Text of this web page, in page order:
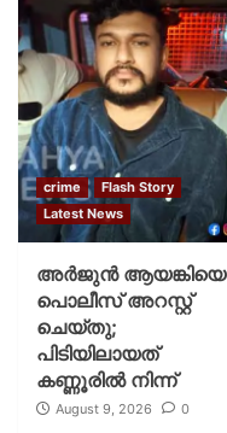
crime
Flash Story
Latest News
അർജുൻ ആയങ്കിയെ
പൊലീസ് അറസ്റ്റ്
ചെയ്‌തു;
പിടിയിലായത്
കണ്ണൂരിൽ നിന്ന്
August 9, 2026 0